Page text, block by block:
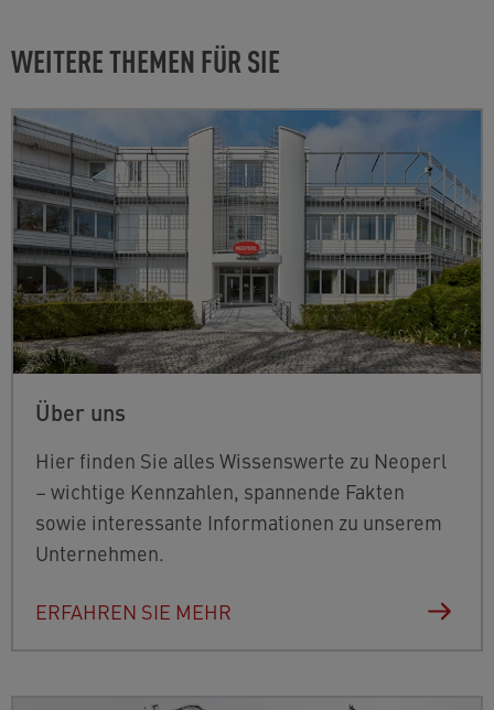
WEITERE THEMEN FÜR SIE
Über uns
Hier finden Sie alles Wissenswerte zu Neoperl
– wichtige Kennzahlen, spannende Fakten
sowie interessante Informationen zu unserem
Unternehmen.
ERFAHREN SIE MEHR